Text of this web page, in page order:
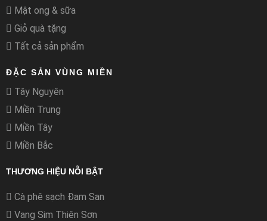
Mật ong & sữa
Giỏ quà tặng
Tất cả sản phẩm
ĐẶC SẢN VÙNG MIỀN
Tây Nguyên
Miền Trung
Miền Tây
Miền Bắc
THƯƠNG HIỆU NỖI BẬT
Cà phê sạch Đam San
Vang Sim Thiên Sơn